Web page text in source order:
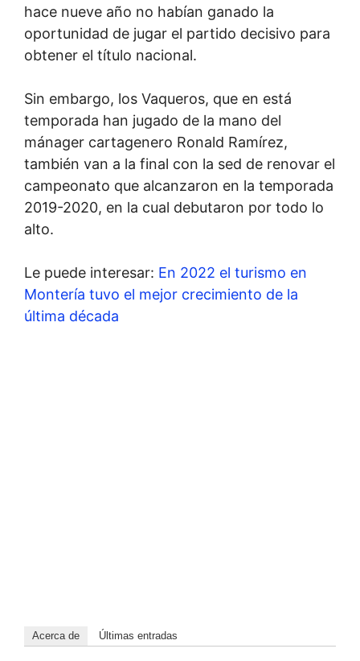
hace nueve año no habían ganado la
oportunidad de jugar el partido decisivo para
obtener el título nacional.
Sin embargo, los Vaqueros, que en está
temporada han jugado de la mano del
mánager cartagenero Ronald Ramírez,
también van a la final con la sed de renovar el
campeonato que alcanzaron en la temporada
2019-2020, en la cual debutaron por todo lo
alto.
Le puede interesar: En 2022 el turismo en
Montería tuvo el mejor crecimiento de la
última década
Acerca de Últimas entradas